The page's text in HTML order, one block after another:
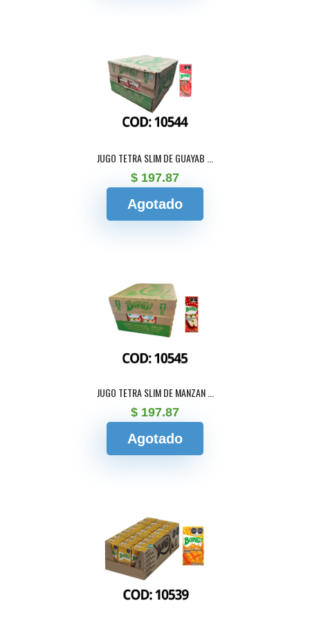
JUGO TETRA SLIM DE GUAYAB ...
$ 197.87
Agotado
JUGO TETRA SLIM DE MANZAN ...
$ 197.87
Agotado